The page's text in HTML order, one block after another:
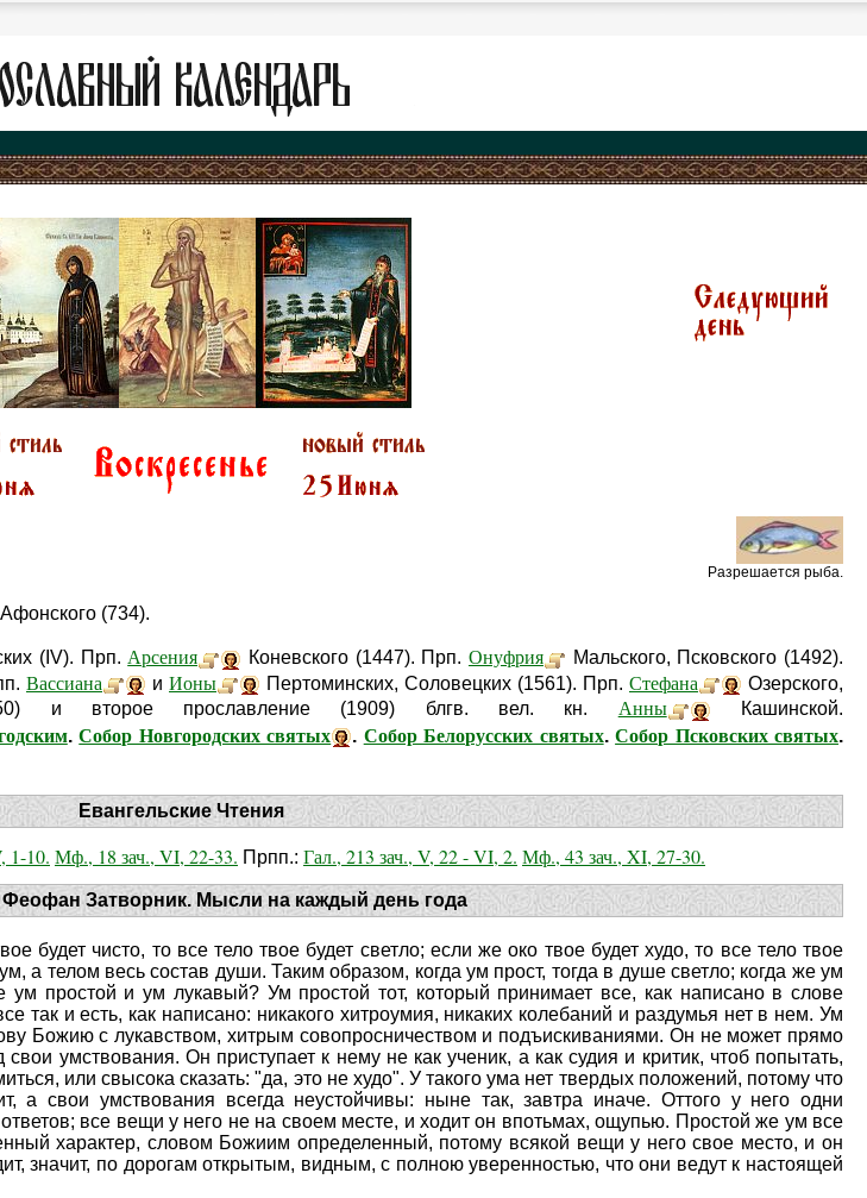
Разрешается рыба.
Афонского (734).
(IV). Прп.Арсения Коневского (1447). Прп. Онуфрия
Мальского, Псковского (1492).
Вассиана и Ионы Пертоминских, Соловецких (1561). Прп. Стефана
Озерского,
и второе прославление (1909) блгв. вел. кн. Анны Кашинской.
. Собор Новгородских святых . Собор Белорусских святых. Собор Псковских святых.
Евангельские Чтения
1-10. Мф., 18 зач., VI, 22-33. Прпп.: Гал., 213 зач., V, 22 - VI, 2. Мф., 43 зач., XI, 27-30.
Феофан Затворник. Мысли на каждый день года
будет чисто, то все тело твое будет светло; если же око твое будет худо, то все тело твое
а телом весь состав души. Таким образом, когда ум прост, тогда в душе светло; когда же ум
ум простой и ум лукавый? Ум простой тот, который принимает все, как написано в слове
так и есть, как написано: никакого хитроумия, никаких колебаний и раздумья нет в нем. Ум
Божию с лукавством, хитрым совопросничеством и подъискиваниями. Он не может прямо
умствования. Он приступает к нему не как ученик, а как судия и критик, чтоб попытать,
или свысока сказать: "да, это не худо". У такого ума нет твердых положений, потому что
а свои умствования всегда неустойчивы: ныне так, завтра иначе. Оттого у него одни
все вещи у него не на своем месте, и ходит он впотьмах, ощупью. Простой же ум все
характер, словом Божиим определенный, потому всякой вещи у него свое место, и он
значит, по дорогам открытым, видным, с полною уверенностью, что они ведут к настоящей